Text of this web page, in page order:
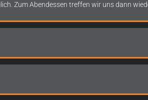
Zum Abendessen treffen wir uns dann